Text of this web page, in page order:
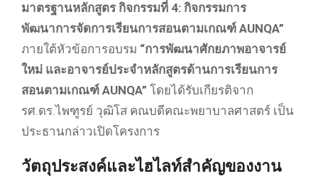
มาตรฐานหลักสูตร กิจกรรมที่ 4: กิจกรรมการ
พัฒนาการจัดการเรียนการสอนตามเกณฑ์ AUNQA”
ภายใต้หัวข้อการอบรม “การพัฒนาศักยภาพอาจารย์
ใหม่ และอาจารย์ประจำหลักสูตรด้านการเรียนการ
สอนตามเกณฑ์ AUNQA” โดยได้รับเกียรติจาก
รศ.ดร.ไพฑูรย์ วุฒิโส คณบดีคณะพยาบาลศาสตร์ เป็น
ประธานกล่าวเปิดโครงการ
วัตถุประสงค์และไฮไลท์สำคัญของงาน